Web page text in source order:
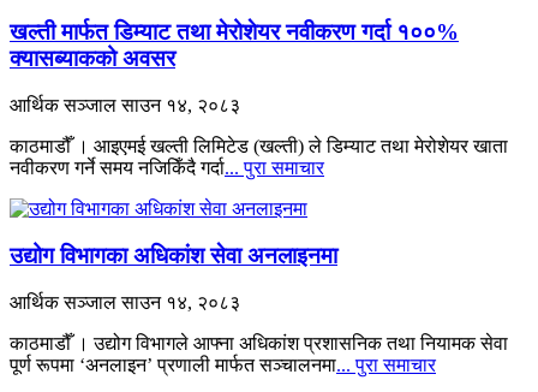
खल्ती मार्फत डिम्याट तथा मेरोशेयर नवीकरण गर्दा १००%
क्यासब्याकको अवसर
आर्थिक सञ्जालसाउन १४, २०८३
काठमाडौँ । आइएमई खल्ती लिमिटेड (खल्ती) ले डिम्याट तथा मेरोशेयर खाता
नवीकरण गर्ने समय नजिकिँदै गर्दा... पुरा समाचार
उद्योग विभागका अधिकांश सेवा अनलाइनमा
आर्थिक सञ्जालसाउन १४, २०८३
काठमाडौँ । उद्योग विभागले आफ्ना अधिकांश प्रशासनिक तथा नियामक सेवा
पूर्ण रूपमा ‘अनलाइन’ प्रणाली मार्फत सञ्चालनमा... पुरा समाचार